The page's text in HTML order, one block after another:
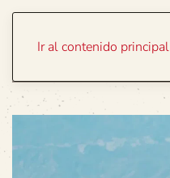
Ir al contenido principal